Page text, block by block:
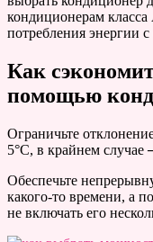
кондиционерам
потребления энергии
Как
помощью
Ограничьте
5°C, в крайнем случае
Обеспечьте
какого-то времени, а
не включать его